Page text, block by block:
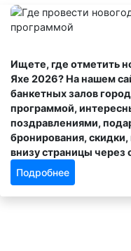
Ищете, где отметить
Яхе 2026? На нашем
банкетных залов
программой,
поздравлениями,
бронирования,
внизу страницы
Подробнее